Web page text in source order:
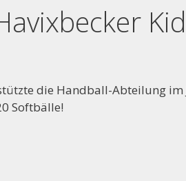
die Handball-Abteilung
Softbälle!
++++ Der